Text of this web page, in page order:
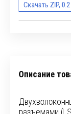
Скачать ZIP,
Описание
разъёмами